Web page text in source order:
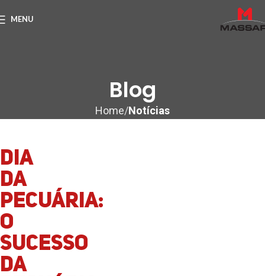
MENU
Blog
Home Notícias
Dia
da
Pecuária:
O
sucesso
da